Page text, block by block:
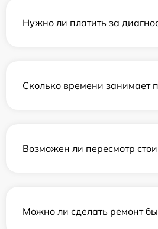
Нужно ли платить за
Сколько времени занимает
Возможен ли пересмотр
Можно ли сделать ремонт